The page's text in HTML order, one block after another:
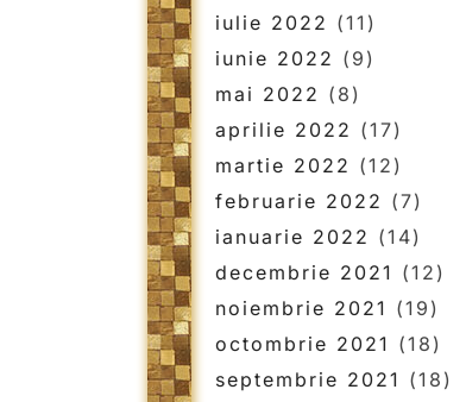
iulie 2022 (11)
iunie 2022 (9)
mai 2022 (8)
aprilie 2022 (17)
martie 2022 (12)
februarie 2022 (7)
ianuarie 2022 (14)
decembrie 2021 (12)
noiembrie 2021 (19)
octombrie 2021 (18)
septembrie 2021 (18)